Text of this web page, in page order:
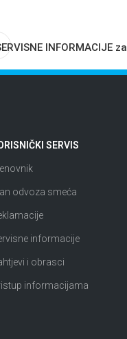
INFORMACIJE
SERVIS
odvoza smeća
informacije
i obrasci
informacijama